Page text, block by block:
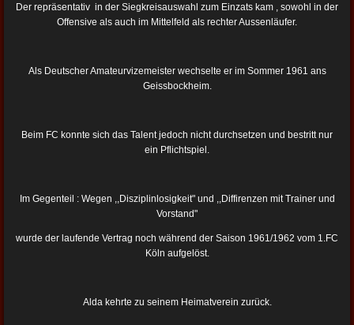
Der repräsentativ in der Siegkreisauswahl zum Einzats kam , sowohl in der
Offensive als auch im Mittelfeld als rechter Aussenläufer.
Als Deutscher Amateurvizemeister wechselte er im Sommer 1961 ans
Geissbockheim.
Beim FC konnte sich das Talent jedoch nicht durchsetzen und bestritt nur
ein Pflichtspiel.
Im Gegenteil : Wegen ,,Disziplinlosigkeit" und ,,Diffirenzen mit Trainer und
Vorstand"
wurde der laufende Vertrag noch während der Saison 1961/1962 vom 1.FC
Köln aufgelöst.
Alda kehrte zu seinem Heimatverein zurück.